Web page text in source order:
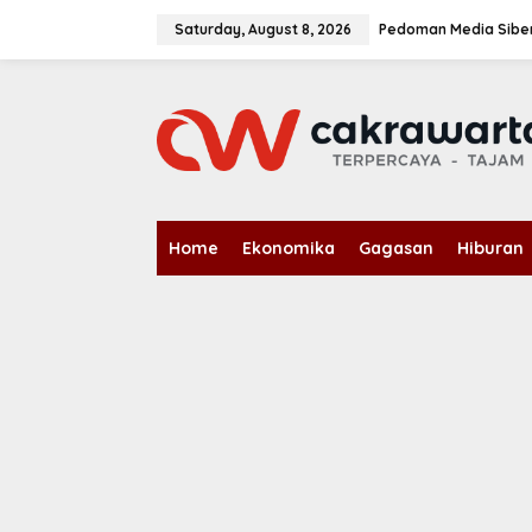
Saturday, August 8, 2026 Pedoman Media
Home Ekonomika Gagasan Hiburan